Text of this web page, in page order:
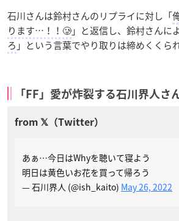
石川さんは鈴村さんのリプライに対し「
ります…！！🥲」と返信し、鈴村さんに
ろ 」という言葉でやり取りは締めくくら
「FF」愛が炸裂する石川界人さ
あぁ…今日はWhyを聴いて寝よう
明日は黄色いお花を買って帰ろう
— 石川界人 (@ish_kaito) May 26, 2022